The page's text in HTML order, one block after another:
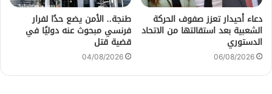
دعاء أحيدار تعزز صفوف الحركة
الشعبية بعد استقالتها من الاتحاد
الدستوري
06/08/2026
طنجة.. الأمن يضع حدًا لفرار
فرنسي مبحوث عنه دوليًا في
قضية قتل
04/08/2026